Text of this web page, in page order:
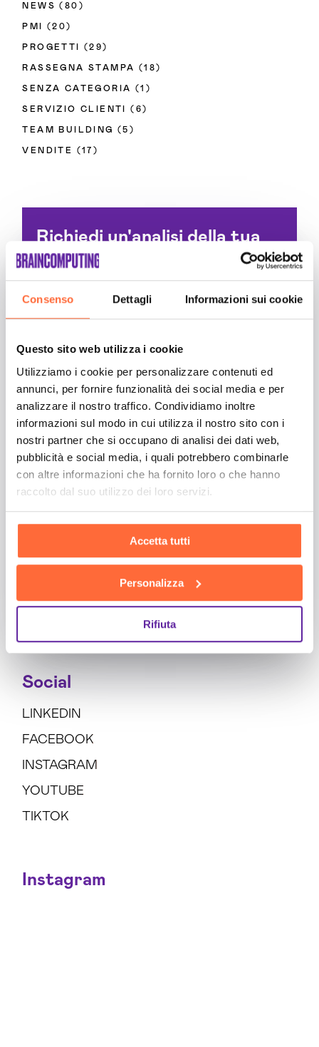
Consenso Dettagli Informazioni sui cookie
Questo sito web utilizza i cookie
Utilizziamo i cookie per personalizzare contenuti ed
annunci, per fornire funzionalità dei social media e per
analizzare il nostro traffico. Condividiamo inoltre
informazioni sul modo in cui utilizza il nostro sito con i
nostri partner che si occupano di analisi dei dati web,
pubblicità e social media, i quali potrebbero combinarle
con altre informazioni che ha fornito loro o che hanno
raccolto dal suo utilizzo dei loro servizi.
Accetta tutti
Personalizza
Rifiuta
NEWS (80)
PMI (20)
PROGETTI (29)
RASSEGNA STAMPA (18)
SENZA CATEGORIA (1)
SERVIZIO CLIENTI (6)
TEAM BUILDING (5)
VENDITE (17)
Richiedi un'analisi della tua
situazione
Aggiungi un messaggio
Accetto laPrivacy Policy
Social
LINKEDIN
FACEBOOK
INSTAGRAM
YOUTUBE
TIKTOK
Instagram